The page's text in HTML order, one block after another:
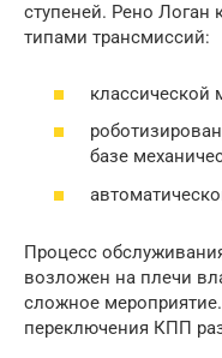
ступеней. Рено Логан
типами трансмиссий:
классической
базе
Процесс
возложен на плечи
сложное
переключения КПП